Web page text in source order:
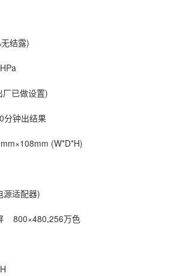
结露)
已做设置)
分钟出结果
(W*D*H)
源适配器)
800×480,256万色